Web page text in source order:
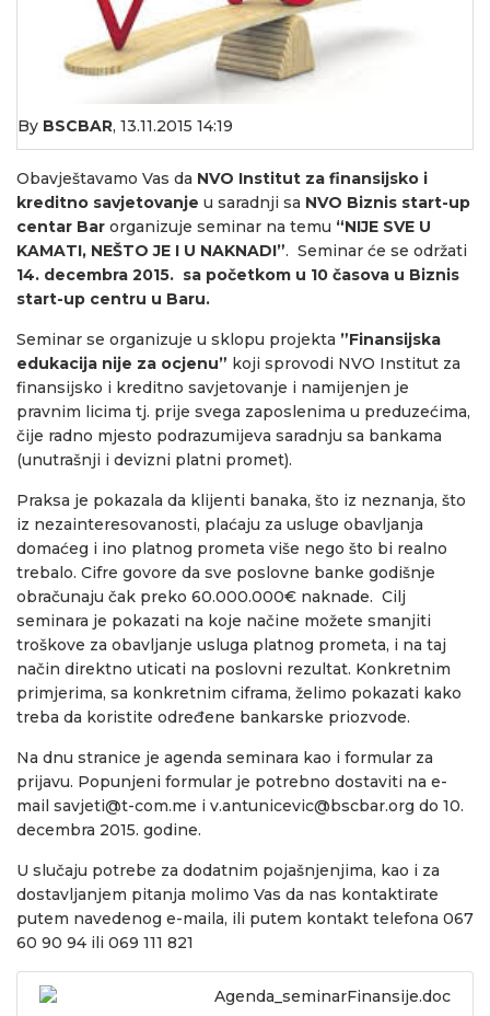
By BSCBAR, 13.11.2015 14:19
Obavještavamo Vas da NVO Institut za finansijsko i
kreditno savjetovanje u saradnji sa NVO Biznis start-up
centar Bar organizuje seminar na temu “NIJE SVE U
KAMATI, NEŠTO JE I U NAKNADI”. Seminar će se održati
14. decembra 2015. sa početkom u 10 časova u Biznis
start-up centru u Baru.
Seminar se organizuje u sklopu projekta ”Finansijska
edukacija nije za ocjenu” koji sprovodi NVO Institut za
finansijsko i kreditno savjetovanje i namijenjen je
pravnim licima tj. prije svega zaposlenima u preduzećima,
čije radno mjesto podrazumijeva saradnju sa bankama
(unutrašnji i devizni platni promet).
Praksa je pokazala da klijenti banaka, što iz neznanja, što
iz nezainteresovanosti, plaćaju za usluge obavljanja
domaćeg i ino platnog prometa više nego što bi realno
trebalo. Cifre govore da sve poslovne banke godišnje
obračunaju čak preko 60.000.000€ naknade. Cilj
seminara je pokazati na koje načine možete smanjiti
troškove za obavljanje usluga platnog prometa, i na taj
način direktno uticati na poslovni rezultat. Konkretnim
primjerima, sa konkretnim ciframa, želimo pokazati kako
treba da koristite određene bankarske priozvode.
Na dnu stranice je agenda seminara kao i formular za
prijavu. Popunjeni formular je potrebno dostaviti na e-
mail savjeti@t-com.me i v.antunicevic@bscbar.org do 10.
decembra 2015. godine.
U slučaju potrebe za dodatnim pojašnjenjima, kao i za
dostavljanjem pitanja molimo Vas da nas kontaktirate
putem navedenog e-maila, ili putem kontakt telefona 067
60 90 94 ili 069 111 821
Agenda_seminarFinansije.doc